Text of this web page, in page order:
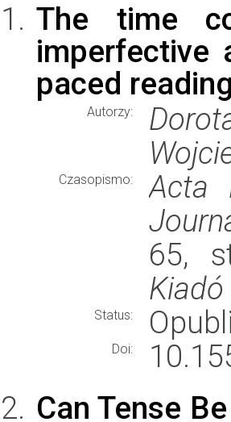
The time
imperfective
paced
Autorzy:
Czasopismo:
Acta
65,
Kiadó
Status:
Doi:
Can Tense